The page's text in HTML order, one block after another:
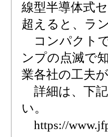
線型半導体式
超えると、ラ
コンパクト
ンプの点滅で
業各社の工夫
詳細は、下
い。
https://